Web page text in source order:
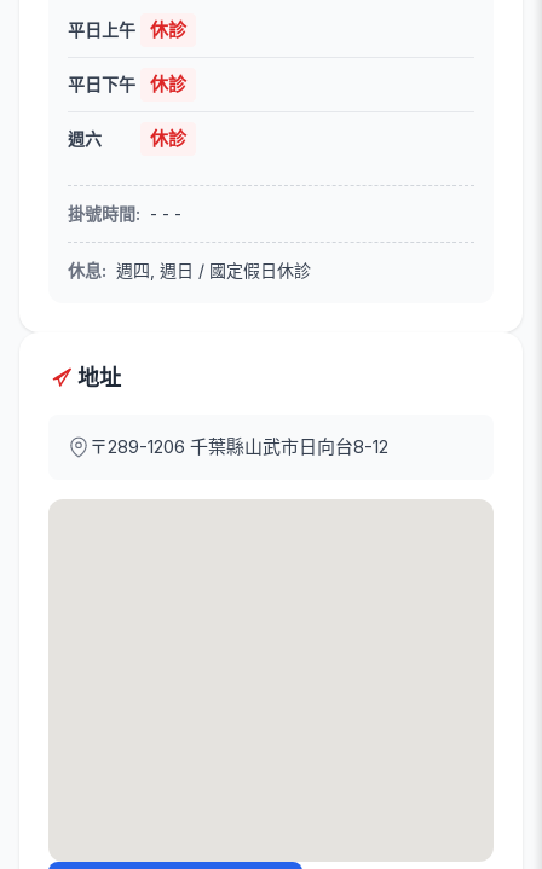
平日上午 休診
平日下午 休診
週六 休診
掛號時間: - - -
休息: 週四, 週日 / 國定假日休診
地址
〒289-1206 千葉縣山武市日向台8-12